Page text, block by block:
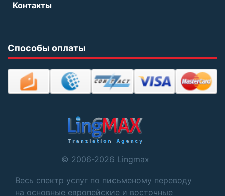
Контакты
Способы оплаты
© 2006-2026 Lingmax
Весь спектр услуг по письменому переводу
на основные европейские и восточные